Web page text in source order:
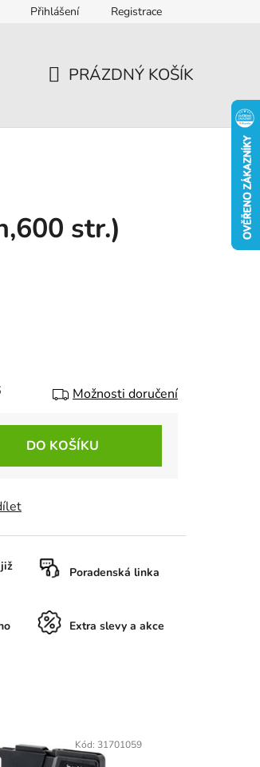
Přihlášení Registrace
KOŠÍK
PRÁZDNÝ KOŠÍK
str.)
Možnosti doručení
DO KOŠÍKU
Poradenská linka
Extra slevy a akce
Kód: 31701059